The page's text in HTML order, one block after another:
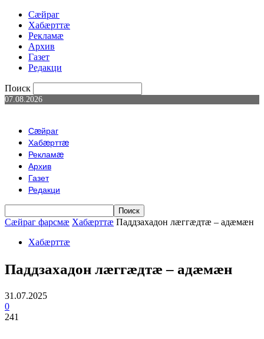
Сæйраг
Хабæрттæ
Рекламæ
Архив
Газет
Редакци
Поиск
07.08.2026
Сæйраг
Хабæрттæ
Рекламæ
Архив
Газет
Редакци
Сæйраг фарсмæ Хабæрттæ Паддзахадон лæггæдтæ – адæмæн
Хабæрттæ
Паддзахадон лæггæдтæ – адæмæн
31.07.2025
0
241